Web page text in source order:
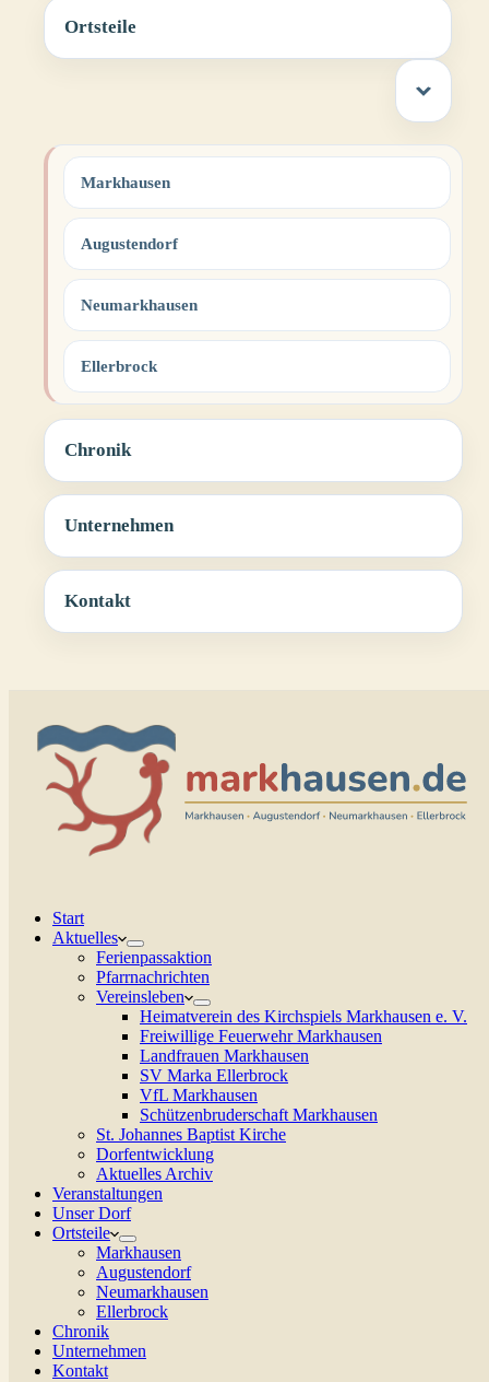
Ortsteile
Markhausen
Augustendorf
Neumarkhausen
Ellerbrock
Chronik
Unternehmen
Kontakt
Start
Aktuelles
Ferienpassaktion
Pfarrnachrichten
Vereinsleben
Heimatverein des Kirchspiels Markhausen e. V.
Freiwillige Feuerwehr Markhausen
Landfrauen Markhausen
SV Marka Ellerbrock
VfL Markhausen
Schützenbruderschaft Markhausen
St. Johannes Baptist Kirche
Dorfentwicklung
Aktuelles Archiv
Veranstaltungen
Unser Dorf
Ortsteile
Markhausen
Augustendorf
Neumarkhausen
Ellerbrock
Chronik
Unternehmen
Kontakt